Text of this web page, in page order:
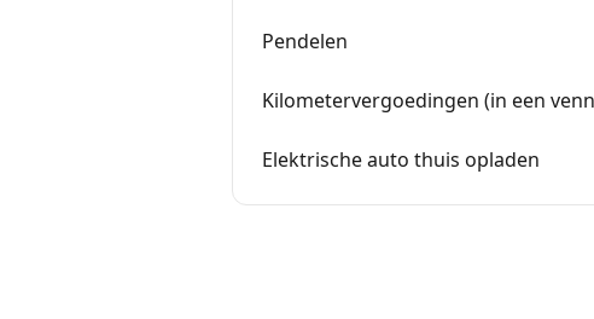
Pendelen
Kilometervergoedingen (in een
Elektrische auto thuis opladen